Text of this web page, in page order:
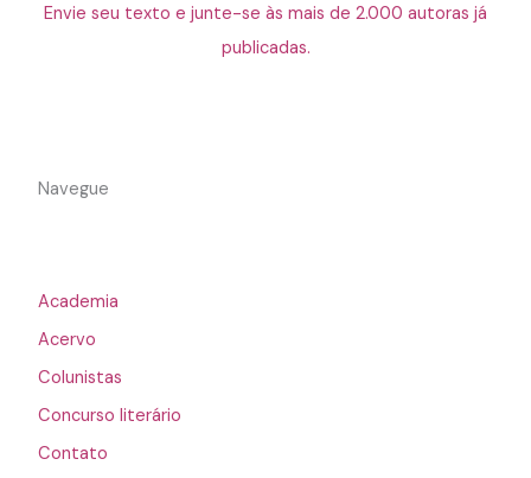
Envie seu texto e junte-se às mais de 2.000 autoras já
publicadas.
Navegue
Academia
Acervo
Colunistas
Concurso literário
Contato